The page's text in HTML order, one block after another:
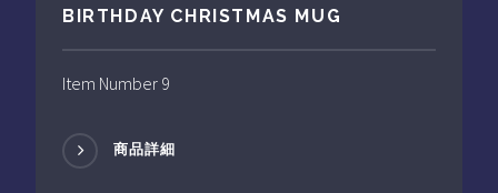
BIRTHDAY CHRISTMAS MUG
Item Number 9
商品詳細